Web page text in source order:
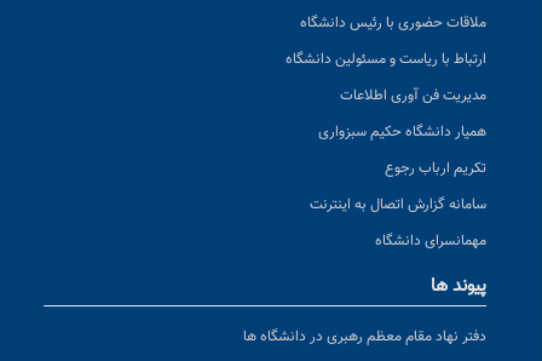
ملاقات حضوری با رئیس دانشگاه
ارتباط با ریاست و مسئولین دانشگاه
مدیریت فن آوری اطلاعات
همیار دانشگاه حکیم سبزواری
تکریم ارباب رجوع
سامانه گزارش اتصال به اینترنت
مهمانسرای دانشگاه
پیوند ها
دفتر نهاد مقام معظم رهبری در دانشگاه ها